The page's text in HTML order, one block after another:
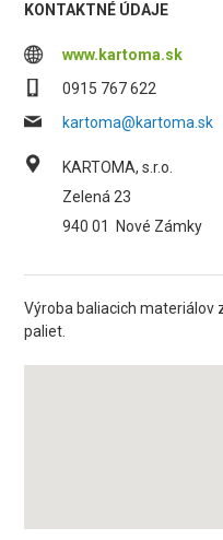
KONTAKTNÉ ÚDAJE
www.kartoma.sk
0915 767 622
kartoma@kartoma.sk
KARTOMA, s.r.o.
Zelená 23
940 01
Nové Zámky
Výroba baliacich materiálov
paliet.